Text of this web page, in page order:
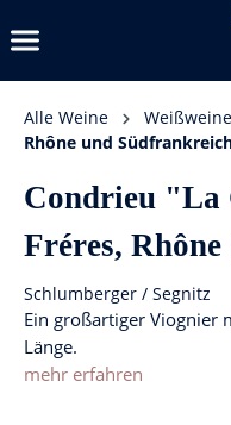
Alle Weine Weißweine
Rhône und
Condrieu "La
Fréres,
Schlumberger / Segnitz
Ein großartiger
Länge.
mehr erfahren